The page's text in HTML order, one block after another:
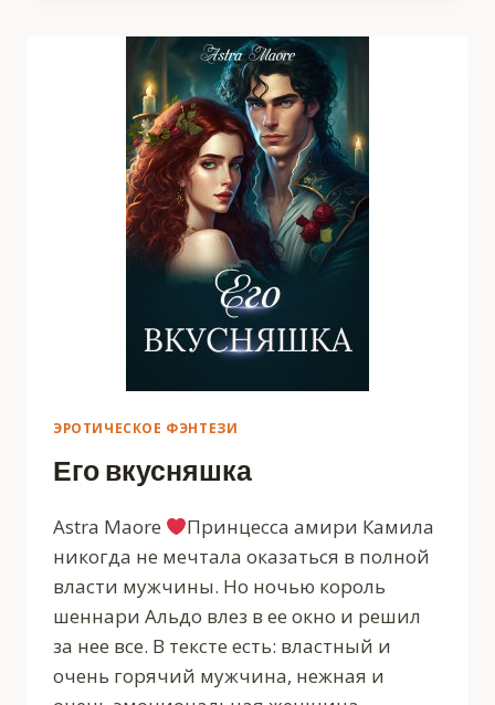
ЭРОТИЧЕСКОЕ ФЭНТЕЗИ
Его вкусняшка
Astra Maore
Принцесса амири Камила
никогда не мечтала оказаться в полной
власти мужчины. Но ночью король
шеннари Альдо влез в ее окно и решил
за нее все. В тексте есть: властный и
очень горячий мужчина, нежная и